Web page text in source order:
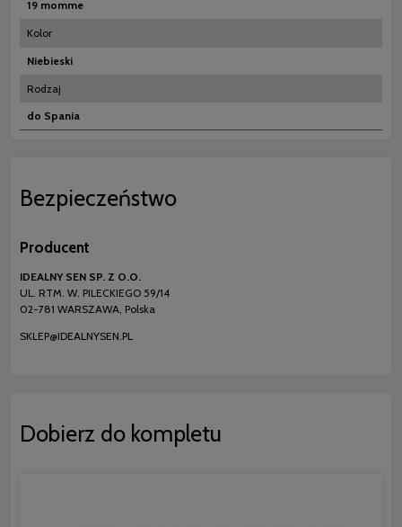
19 momme
Kolor
Niebieski
Rodzaj
do Spania
Bezpieczeństwo
Producent
IDEALNY SEN SP. Z O.O.
UL. RTM. W. PILECKIEGO 59/14
02-781 WARSZAWA, Polska
SKLEP@IDEALNYSEN.PL
Dobierz do kompletu